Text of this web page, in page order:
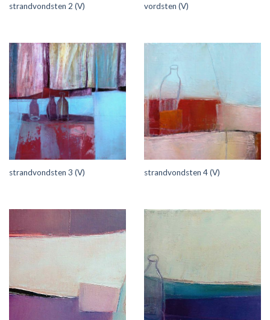
strandvondsten 2 (V) vordsten (V)
strandvondsten 3 (V) strandvondsten 4 (V)